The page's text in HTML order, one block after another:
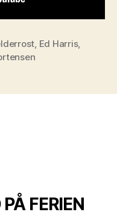
, Ed Harris,
FERIEN